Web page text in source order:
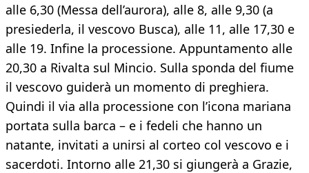
alle 6,30 (Messa dell’aurora), alle 8, alle 9,30 (a
presiederla, il vescovo Busca), alle 11, alle 17,30 e
alle 19. Infine la processione. Appuntamento alle
20,30 a Rivalta sul Mincio. Sulla sponda del fiume
il vescovo guiderà un momento di preghiera.
Quindi il via alla processione con l’icona mariana
portata sulla barca – e i fedeli che hanno un
natante, invitati a unirsi al corteo col vescovo e i
sacerdoti. Intorno alle 21,30 si giungerà a Grazie,